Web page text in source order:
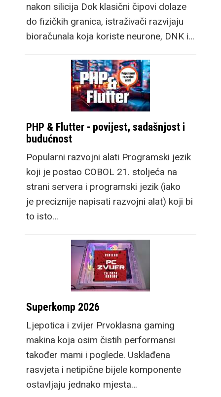
nakon silicija Dok klasični čipovi dolaze
do fizičkih granica, istraživači razvijaju
bioračunala koja koriste neurone, DNK i…
PHP & Flutter - povijest, sadašnjost i
budućnost
Popularni razvojni alati Programski jezik
koji je postao COBOL 21. stoljeća na
strani servera i programski jezik (iako
je preciznije napisati razvojni alat) koji bi
to isto…
Superkomp 2026
Ljepotica i zvijer Prvoklasna gaming
makina koja osim čistih performansi
također mami i poglede. Usklađena
rasvjeta i netipične bijele komponente
ostavljaju jednako mjesta…